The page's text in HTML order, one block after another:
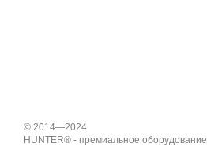
© 2014—2024
HUNTER® - премиальное